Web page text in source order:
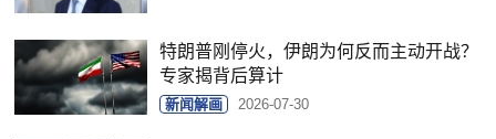
特朗普刚停火，伊朗为何反而主动开战？
专家揭背后算计
新闻解画 2026-07-30